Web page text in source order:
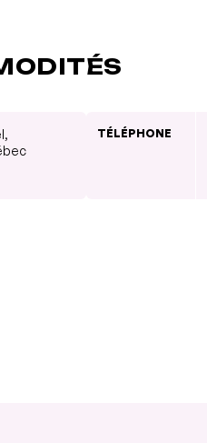
TÉLÉPHONE